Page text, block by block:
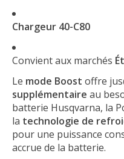
Chargeur 40-C80
Convient aux marchés
Le mode Boost offre
supplémentaire au
batterie Husqvarna, la
la technologie de
pour une puissance
accrue de la batterie.